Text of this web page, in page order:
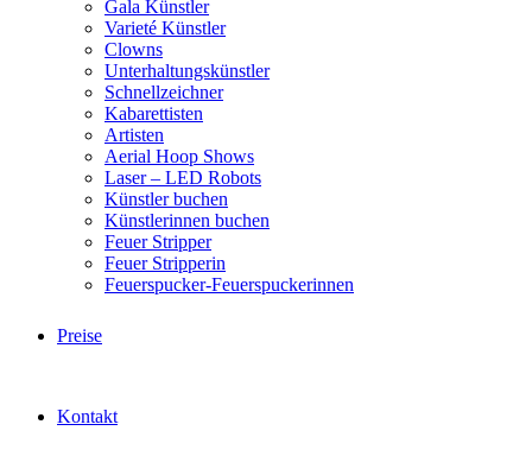
Gala Künstler
Varieté Künstler
Clowns
Unterhaltungskünstler
Schnellzeichner
Kabarettisten
Artisten
Aerial Hoop Shows
Laser – LED Robots
Künstler buchen
Künstlerinnen buchen
Feuer Stripper
Feuer Stripperin
Feuerspucker-Feuerspuckerinnen
Preise
Kontakt